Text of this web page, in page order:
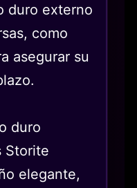
duro externo
como
asegurar su
duro
Storite
elegante,